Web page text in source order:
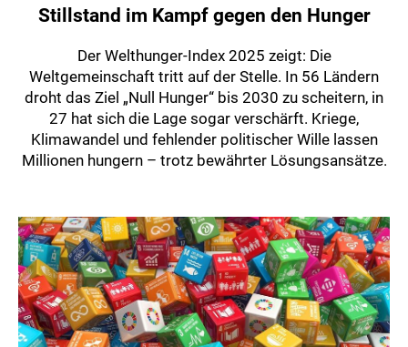
Stillstand im Kampf gegen den Hunger
Der Welthunger-Index 2025 zeigt: Die
Weltgemeinschaft tritt auf der Stelle. In 56 Ländern
droht das Ziel „Null Hunger“ bis 2030 zu scheitern, in
27 hat sich die Lage sogar verschärft. Kriege,
Klimawandel und fehlender politischer Wille lassen
Millionen hungern – trotz bewährter Lösungsansätze.